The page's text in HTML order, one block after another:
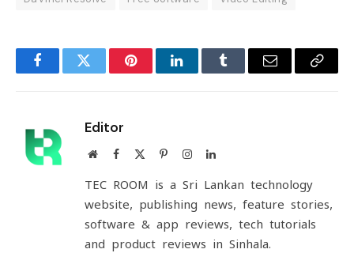
FacebookTwitter PinterestLinkedInTumblr Email
Copy
Editor
WebsiteFacebook PinterestInstagramLinkedIn
TEC ROOM is a Sri Lankan technology
website, publishing news, feature stories,
software & app reviews, tech tutorials
and product reviews in Sinhala.